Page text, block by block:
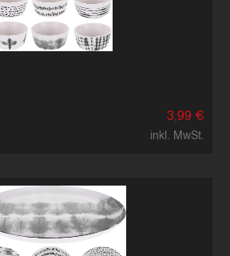
3,99 €
inkl. MwSt.